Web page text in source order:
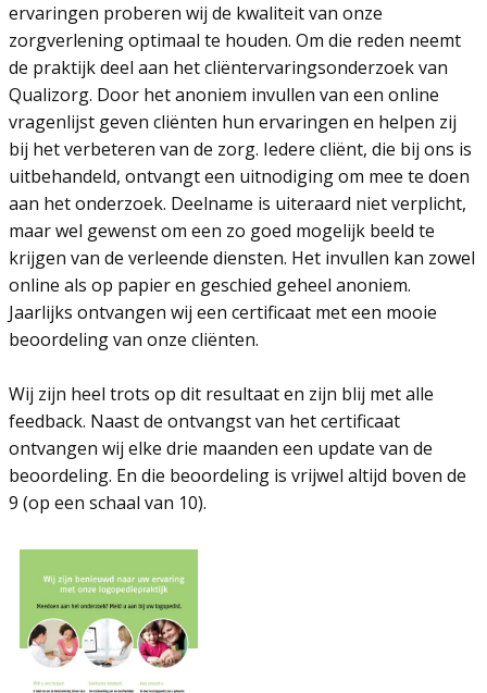
ervaringen proberen wij de kwaliteit van onze
zorgverlening optimaal te houden. Om die reden neemt
de praktijk deel aan het cliëntervaringsonderzoek van
Qualizorg. Door het anoniem invullen van een online
vragenlijst geven cliënten hun ervaringen en helpen zij
bij het verbeteren van de zorg. Iedere cliënt, die bij ons is
uitbehandeld, ontvangt een uitnodiging om mee te doen
aan het onderzoek. Deelname is uiteraard niet verplicht,
maar wel gewenst om een zo goed mogelijk beeld te
krijgen van de verleende diensten. Het invullen kan zowel
online als op papier en geschied geheel anoniem.
Jaarlijks ontvangen wij een certificaat met een mooie
beoordeling van onze cliënten.
Wij zijn heel trots op dit resultaat en zijn blij met alle
feedback. Naast de ontvangst van het certificaat
ontvangen wij elke drie maanden een update van de
beoordeling. En die beoordeling is vrijwel altijd boven de
9 (op een schaal van 10).